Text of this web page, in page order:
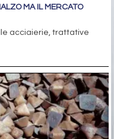
MA IL MERCATO
acciaierie, trattative